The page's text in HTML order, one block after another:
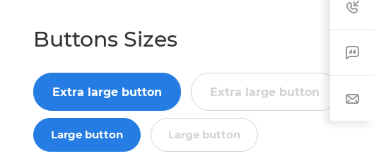
Buttons Sizes
Extra large button Extra large button
Large button Large button